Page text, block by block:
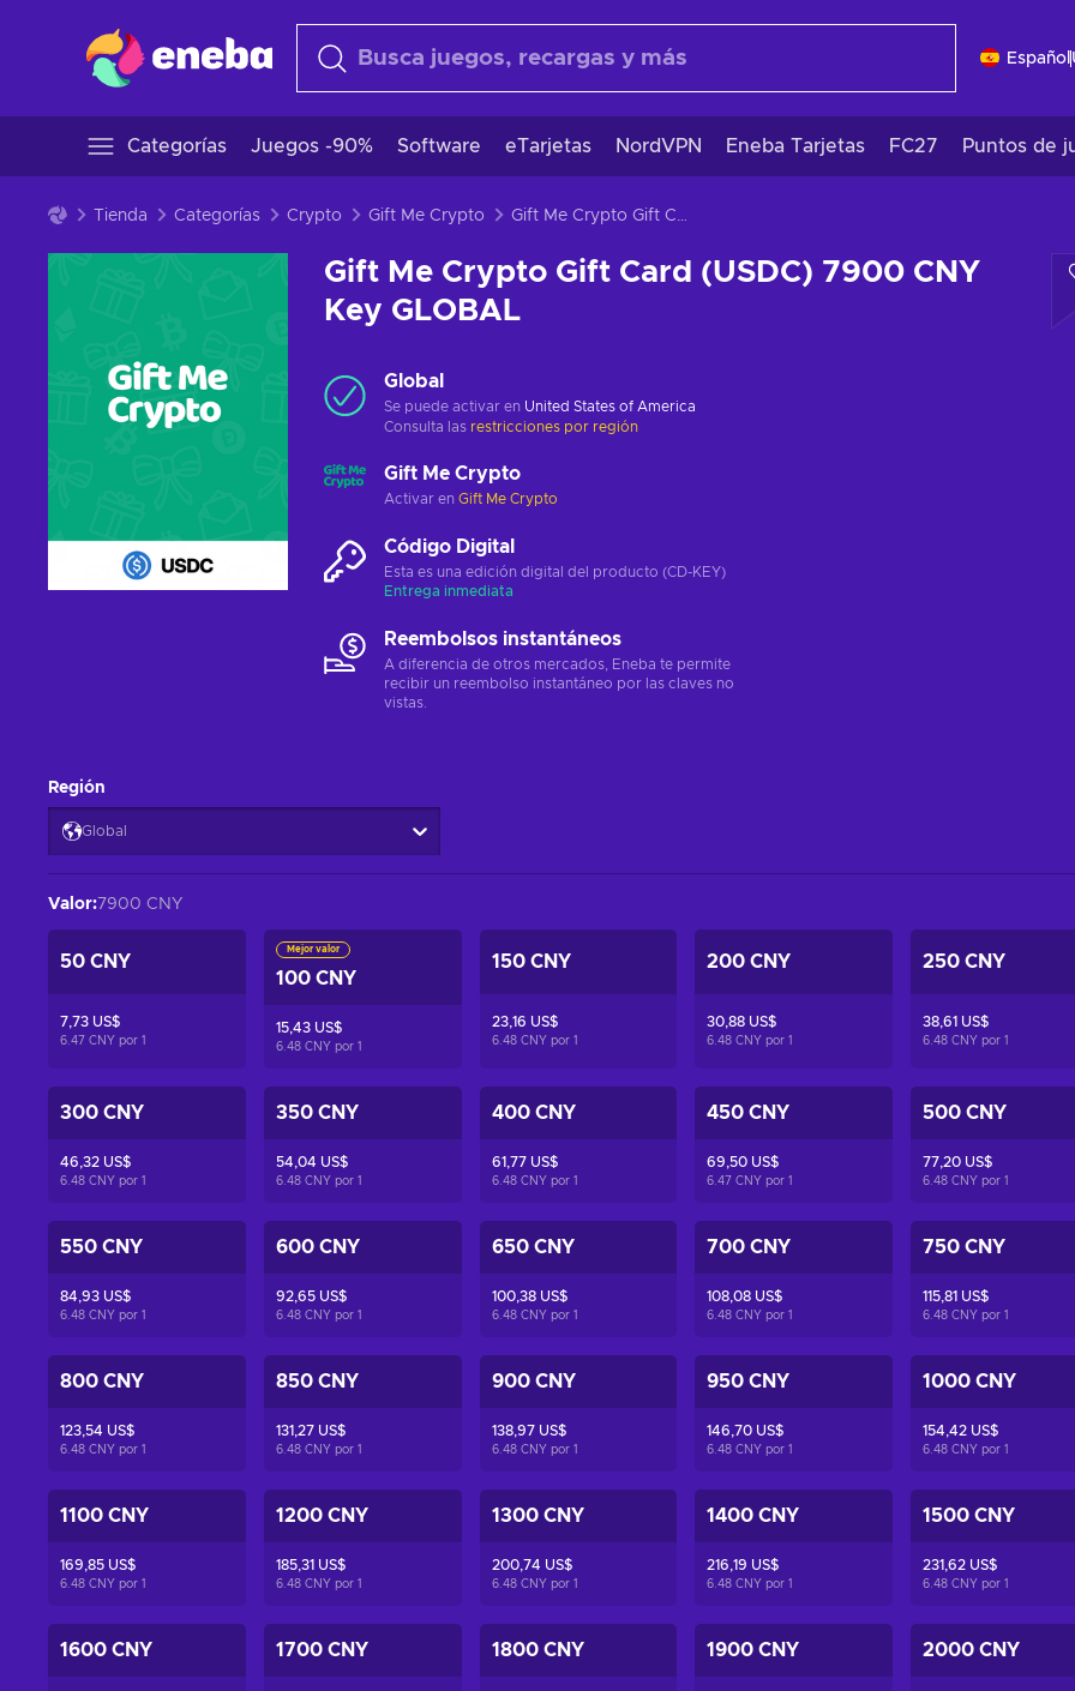
Español
Categorías Juegos -90% Software eTarjetas NordVPN Eneba Tarjetas FC27 Puntos de
Tienda Categorías Crypto Gift Me Crypto Gift Me Crypto Gift Card (USDC) 7900 CNY Key GLOBAL
Gift Me Crypto Gift Card (USDC) 7900 CNY
Key GLOBAL
Global
Se puede activar en United States of America
Consulta las restricciones por región
Gift Me Crypto
Activar en Gift Me Crypto
Código Digital
Esta es una edición digital del producto (CD-KEY)
Entrega inmediata
Reembolsos instantáneos
A diferencia de otros mercados, Eneba te permite
recibir un reembolso instantáneo por las claves no
vistas.
Región
Global
Valor:7900 CNY
50 CNY
7,73 US$
6.47 CNY por 1
Mejor valor
100 CNY
15,43 US$
6.48 CNY por 1
150 CNY
23,16 US$
6.48 CNY por 1
200 CNY
30,88 US$
6.48 CNY por1
250 CNY
38,61 US$
6.48 CNY por1
300 CNY
46,32 US$
6.48 CNY por 1
350 CNY
54,04 US$
6.48 CNY por 1
400 CNY
61,77 US$
6.48 CNY por 1
450 CNY
69,50 US$
6.47 CNY por1
500 CNY
77,20 US$
6.48 CNY por1
550 CNY
84,93 US$
6.48 CNY por 1
600 CNY
92,65 US$
6.48 CNY por 1
650 CNY
100,38 US$
6.48 CNY por 1
700 CNY
108,08 US$
6.48 CNY por1
750 CNY
115,81 US$
6.48 CNY por1
800 CNY
123,54 US$
6.48 CNY por 1
850 CNY
131,27 US$
6.48 CNY por 1
900 CNY
138,97 US$
6.48 CNY por 1
950 CNY
146,70 US$
6.48 CNY por1
1000 CNY
154,42 US$
6.48 CNY por1
1100 CNY
169,85 US$
6.48 CNY por 1
1200 CNY
185,31 US$
6.48 CNY por 1
1300 CNY
200,74 US$
6.48 CNY por 1
1400 CNY
216,19 US$
6.48 CNY por1
1500 CNY
231,62 US$
6.48 CNY por1
1600 CNY 1700 CNY 1800 CNY 1900 CNY 2000 CNY